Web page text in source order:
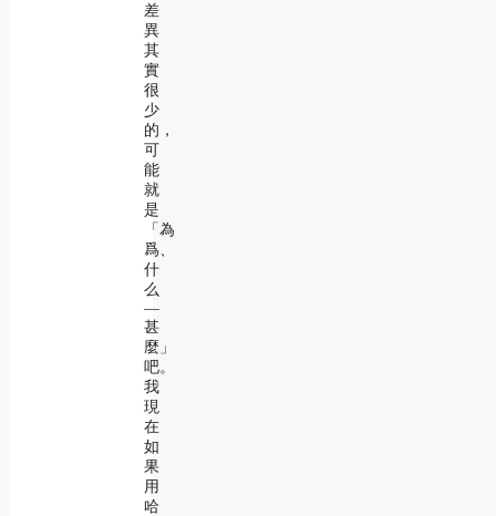
差
異
其
實
很
少
的，
可
能
就
是
「為
爲、
什
么
―
甚
麼」
吧。
我
現
在
如
果
用
哈